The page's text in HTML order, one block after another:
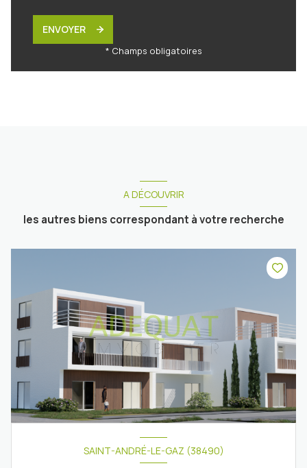
ENVOYER
* Champs obligatoires
A DÉCOUVRIR
les autres biens correspondant à votre recherche
SAINT-ANDRÉ-LE-GAZ (38490)